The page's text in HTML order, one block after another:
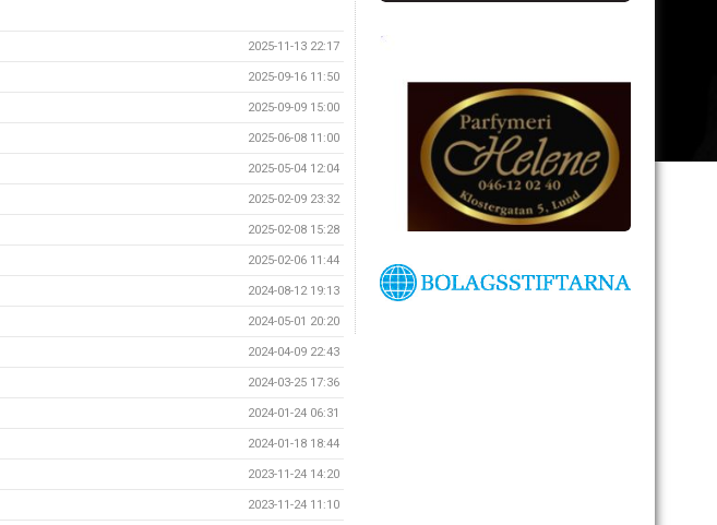
2025-11-13 22:17
2025-09-16 11:50
2025-09-09 15:00
2025-06-08 11:00
2025-05-04 12:04
2025-02-09 23:32
2025-02-08 15:28
2025-02-06 11:44
2024-08-12 19:13
2024-05-01 20:20
2024-04-09 22:43
2024-03-25 17:36
2024-01-24 06:31
2024-01-18 18:44
2023-11-24 14:20
2023-11-24 11:10